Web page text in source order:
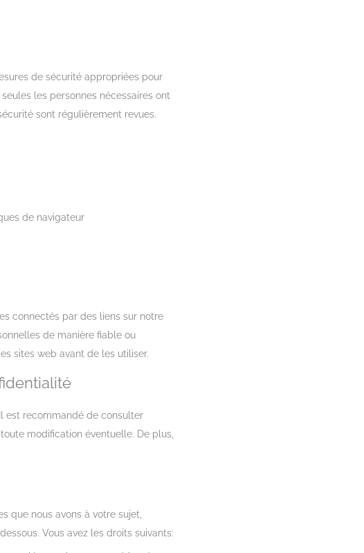
de sécurité appropriées pour
les personnes nécessaires ont
sont régulièrement revues.
de navigateur
connectés par des liens sur notre
de manière fiable ou
sites web avant de les utiliser.
est recommandé de consulter
modification éventuelle. De plus,
que nous avons à votre sujet,
Vous avez les droits suivants: